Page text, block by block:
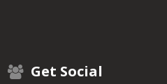
Get Social